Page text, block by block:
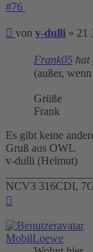
#76
Beitrag
von v-dulli » 21
Frank05 hat
(außer,
Grüße
Frank
Es gibt keine
Gruß aus OWL
v-dulli (Helmut)
NCV3 316CDI,
MobilLoewe